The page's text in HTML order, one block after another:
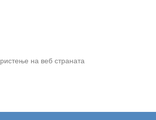
на веб страната